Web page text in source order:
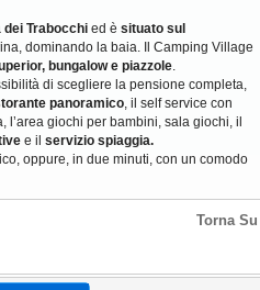
dei Trabocchied è situato sul
dominando la baia. Il Camping Village
bungalow e piazzole.
di scegliere la pensione completa,
panoramico, il self service con
l’area giochi per bambini, sala giochi, il
e il servizio spiaggia.
oppure, in due minuti, con un comodo
Torna Su